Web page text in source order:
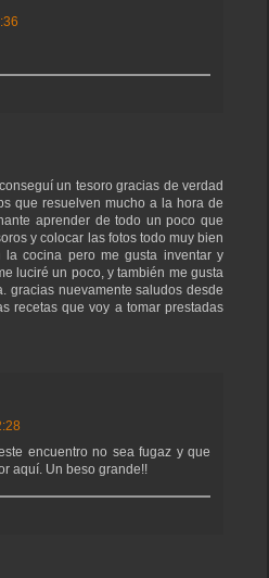
un tesoro gracias de verdad
que resuelven mucho a la hora de
aprender de todo un poco que
y colocar las fotos todo muy bien
cocina pero me gusta inventar y
luciré un poco, y también me gusta
gracias nuevamente saludos desde
recetas que voy a tomar prestadas
encuentro no sea fugaz y que
aquí. Un beso grande!!